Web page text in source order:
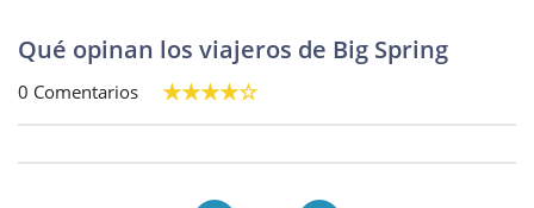
Qué opinan los viajeros de Big Spring
0 Comentarios